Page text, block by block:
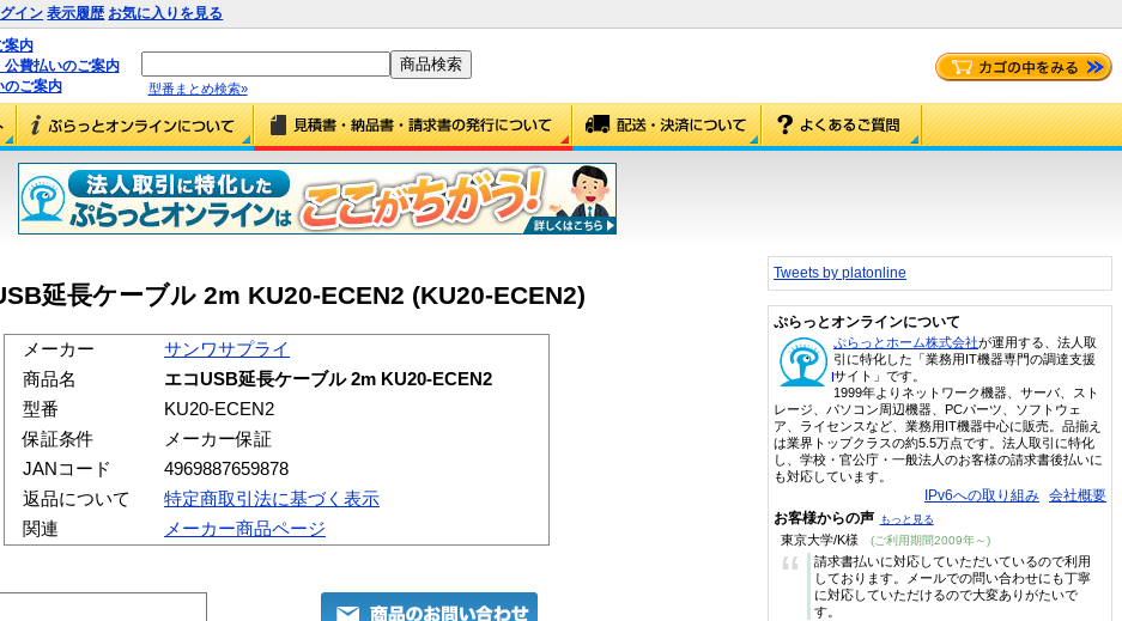
イン 表示履歴 お気に入りを見る
案内
費払いのご案内
のご案内
型番まとめ検索»
延長ケーブル 2m KU20-ECEN2 (KU20-ECEN2)
メーカー
サンワサプライ
商品名
エコUSB延長ケーブル 2m KU20-ECEN2
型番
KU20-ECEN2
保証条件
メーカー保証
JANコード
4969887659878
返品について
特定商取引法に基づく表示
関連
メーカー商品ページ
Tweets by platonline
ぷらっとオンラインについて
ぷらっとホーム株式会社が運用する、法人取
引に特化した「業務用IT機器専門の調達支援
サイト」です。
1999年よりネットワーク機器、サーバ、スト
レージ、パソコン周辺機器、PCパーツ、ソフトウェ
ア、ライセンスなど、業務用IT機器中心に販売。品揃え
は業界トップクラスの約5.5万点です。法人取引に特化
し、学校・官公庁・一般法人のお客様の請求書後払いに
も対応しています。
IPv6への取り組み 会社概要
お客様からの声 もっと見る
東京大学/K様 (ご利用期間2009年～)
“
請求書払いに対応していただいているので利用
しております。メールでの問い合わせにも丁寧
に対応していただけるので大変ありがたいで
す。